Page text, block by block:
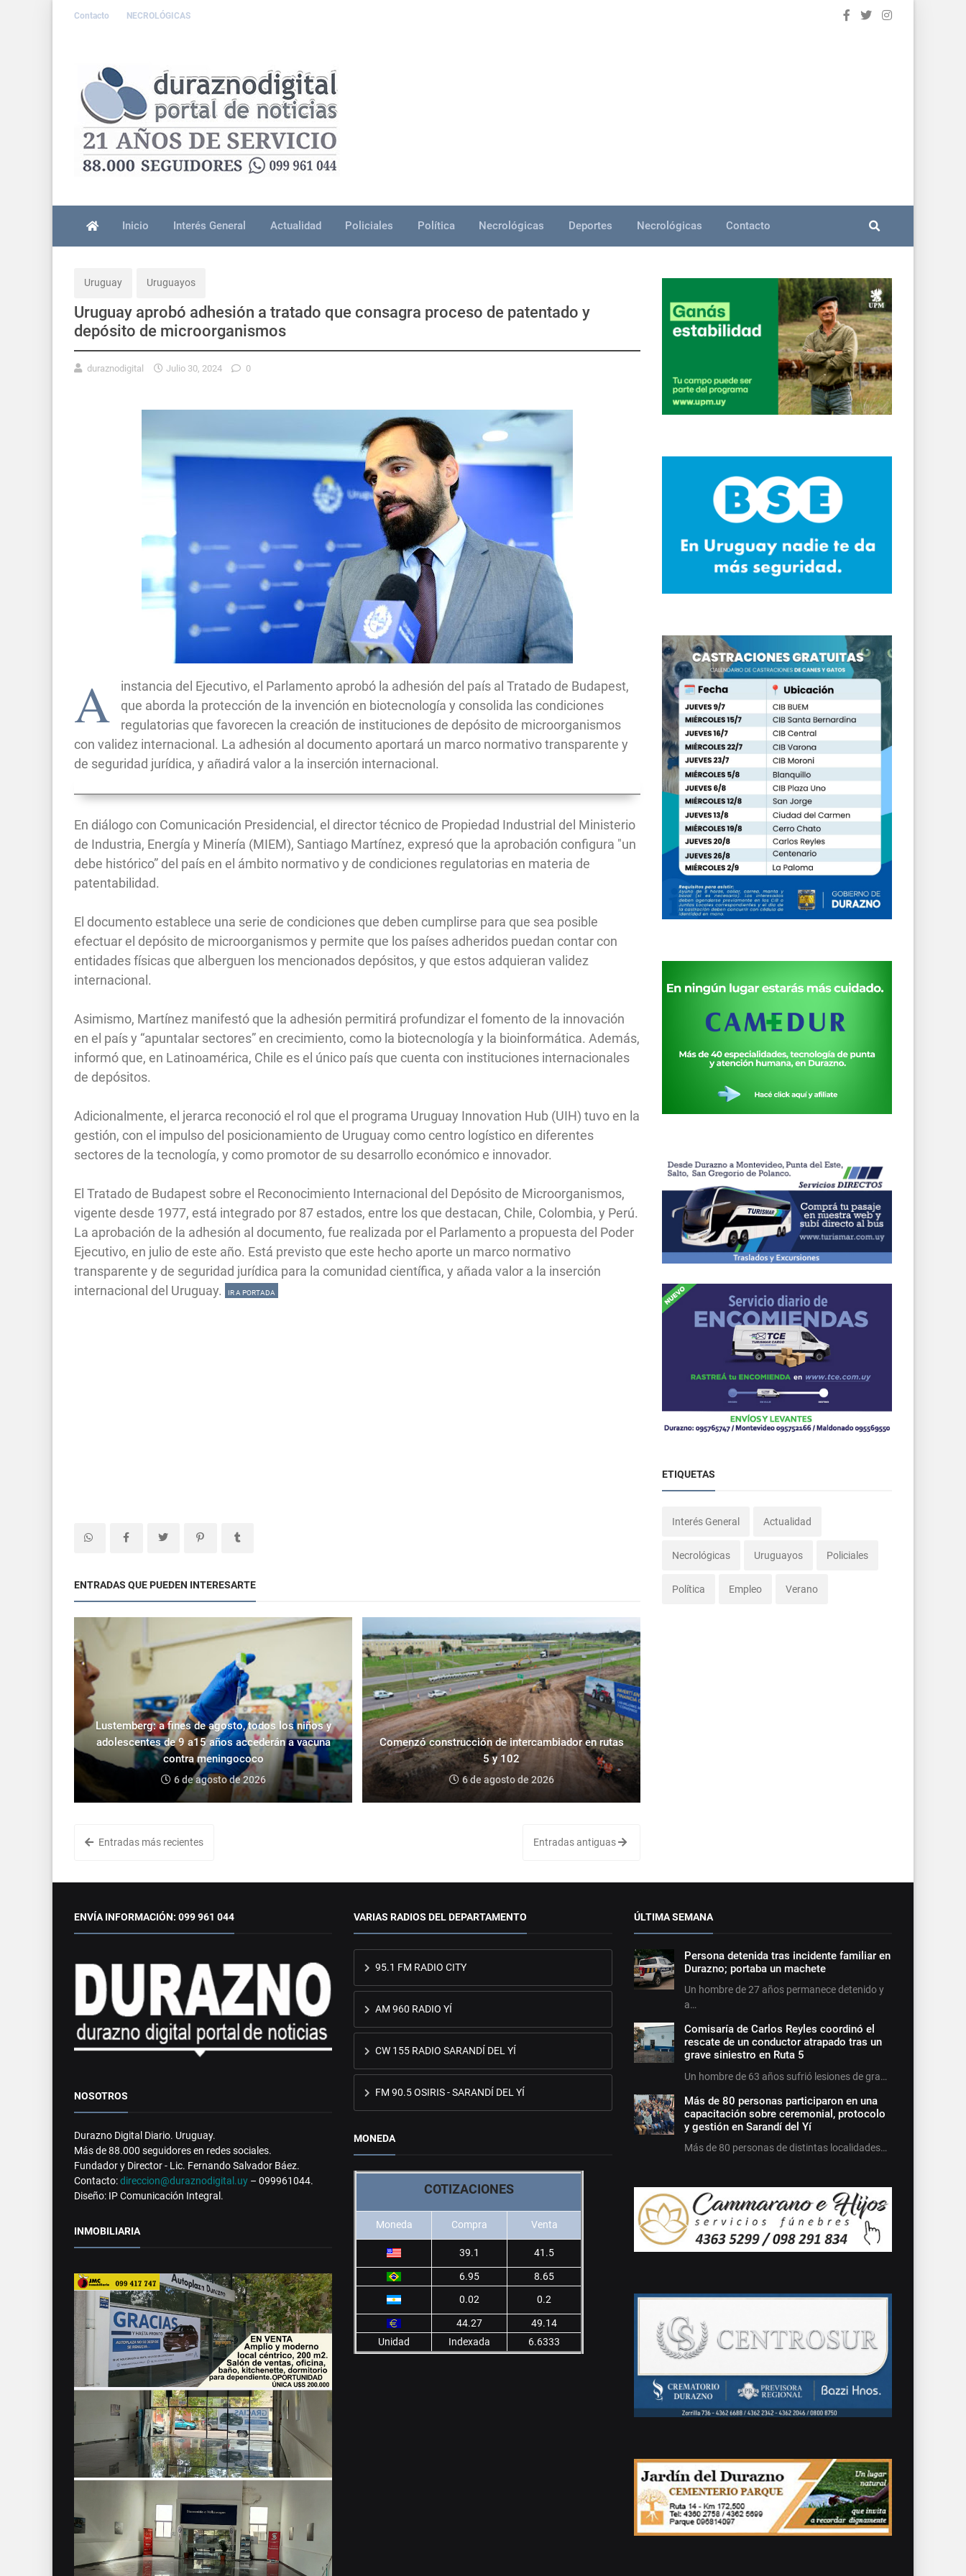
Contacto NECROLÓGICAS
Inicio Interés General Actualidad Policiales Política Necrológicas Deportes Necrológicas Contacto
Uruguay Uruguayos
Uruguay aprobó adhesión a tratado que consagra proceso de patentado y
depósito de microorganismos
duraznodigital Julio 30, 2024 0
A
instancia del Ejecutivo, el Parlamento aprobó la adhesión del país al Tratado de Budapest,
que aborda la protección de la invención en biotecnología y consolida las condiciones
regulatorias que favorecen la creación de instituciones de depósito de microorganismos
con validez internacional. La adhesión al documento aportará un marco normativo transparente y
de seguridad jurídica, y añadirá valor a la inserción internacional.
En diálogo con Comunicación Presidencial, el director técnico de Propiedad Industrial del Ministerio
de Industria, Energía y Minería (MIEM), Santiago Martínez, expresó que la aprobación configura "un
debe histórico” del país en el ámbito normativo y de condiciones regulatorias en materia de
patentabilidad.
El documento establece una serie de condiciones que deben cumplirse para que sea posible
efectuar el depósito de microorganismos y permite que los países adheridos puedan contar con
entidades físicas que alberguen los mencionados depósitos, y que estos adquieran validez
internacional.
Asimismo, Martínez manifestó que la adhesión permitirá profundizar el fomento de la innovación
en el país y “apuntalar sectores” en crecimiento, como la biotecnología y la bioinformática. Además,
informó que, en Latinoamérica, Chile es el único país que cuenta con instituciones internacionales
de depósitos.
Adicionalmente, el jerarca reconoció el rol que el programa Uruguay Innovation Hub (UIH) tuvo en la
gestión, con el impulso del posicionamiento de Uruguay como centro logístico en diferentes
sectores de la tecnología, y como promotor de su desarrollo económico e innovador.
El Tratado de Budapest sobre el Reconocimiento Internacional del Depósito de Microorganismos,
vigente desde 1977, está integrado por 87 estados, entre los que destacan, Chile, Colombia, y Perú.
La aprobación de la adhesión al documento, fue realizada por el Parlamento a propuesta del Poder
Ejecutivo, en julio de este año. Está previsto que este hecho aporte un marco normativo
transparente y de seguridad jurídica para la comunidad científica, y añada valor a la inserción
internacional del Uruguay.
IR A PORTADA
ENTRADAS QUE PUEDEN INTERESARTE
Lustemberg: a fines de agosto, todos los niños y
adolescentes de 9 a15 años accederán a vacuna
contra meningococo
6 de agosto de 2026
Comenzó construcción de intercambiador en rutas
5 y 102
6 de agosto de 2026
Entradas más recientes Entradas antiguas
ETIQUETAS
Interés General Actualidad
Necrológicas Uruguayos Policiales
Política Empleo Verano
ENVÍA INFORMACIÓN: 099 961 044
NOSOTROS
Durazno Digital Diario. Uruguay.
Más de 88.000 seguidores en redes sociales.
Fundador y Director - Lic. Fernando Salvador Báez.
Contacto:direccion@duraznodigital.uy – 099961044.
Diseño: IP Comunicación Integral.
INMOBILIARIA
VARIAS RADIOS DEL DEPARTAMENTO
95.1 FM RADIO CITY
AM 960 RADIO YÍ
CW 155 RADIO SARANDÍ DEL YÍ
FM 90.5 OSIRIS - SARANDÍ DEL YÍ
MONEDA
COTIZACIONES
Moneda Compra Venta
39.1 41.5
6.95
8.65
0.02
0.2
44.27
49.14
Unidad
Indexada 6.6333
ÚLTIMA SEMANA
Persona detenida tras incidente familiar en
Durazno; portaba un machete
Un hombre de 27 años permanece detenido y
a…
Comisaría de Carlos Reyles coordinó el
rescate de un conductor atrapado tras un
grave siniestro en Ruta 5
Un hombre de 63 años sufrió lesiones de gra…
Más de 80 personas participaron en una
capacitación sobre ceremonial, protocolo
y gestión en Sarandí del Yí
Más de 80 personas de distintas localidades…